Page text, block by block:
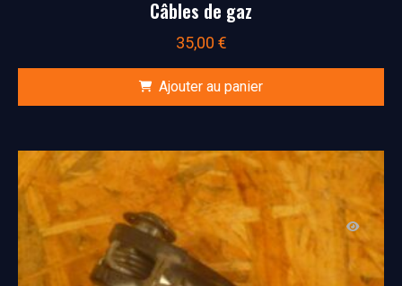
Câbles de gaz
35,00 €
Ajouter au panier